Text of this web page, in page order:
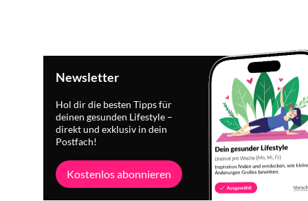
Newsletter
Hol dir die besten Tipps für
deinen gesunden Lifestyle –
direkt und exklusiv in dein
Postfach!
Kostenlos abonnieren